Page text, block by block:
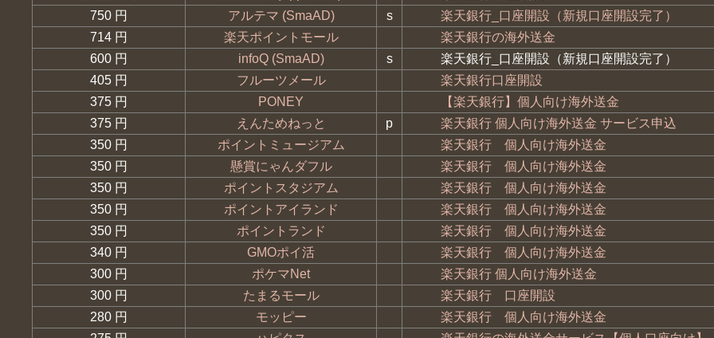
750 円
アルテマ (SmaAD) s
楽天銀行_口座開設（新規口座開設完了）
714 円
楽天ポイントモール
楽天銀行の海外送金
600 円
infoQ (SmaAD) s
楽天銀行_口座開設（新規口座開設完了）
405 円
フルーツメール
楽天銀行口座開設
375 円
PONEY
【楽天銀行】個人向け海外送金
375 円
えんためねっと p
楽天銀行 個人向け海外送金 サービス申込
350 円
ポイントミュージアム
楽天銀行 個人向け海外送金
350 円
懸賞にゃんダフル
楽天銀行 個人向け海外送金
350 円
ポイントスタジアム
楽天銀行 個人向け海外送金
350 円
ポイントアイランド
楽天銀行 個人向け海外送金
350 円
ポイントランド
楽天銀行 個人向け海外送金
340 円
GMOポイ活
楽天銀行 個人向け海外送金
300 円
ポケマNet
楽天銀行 個人向け海外送金
300 円
たまるモール
楽天銀行 口座開設
280 円
モッピー
楽天銀行 個人向け海外送金